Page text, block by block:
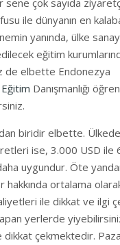
sene çok sayıda
ile dünyanın en
yanında, ülke
eğitim
de elbette Endonezya
Eğitim Danışmanlığı
biridir elbette.
ise, 3.000 USD ile
uygundur. Öte
hakkında ortalama
ile dikkat ve ilgi
yerlerde
dikkat çekmektedir.